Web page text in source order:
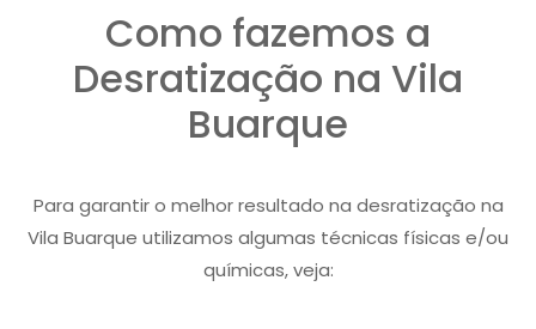
Como fazemos a
Desratização na Vila
Buarque
Para garantir o melhor resultado na desratização na
Vila Buarque utilizamos algumas técnicas físicas e/ou
químicas, veja: